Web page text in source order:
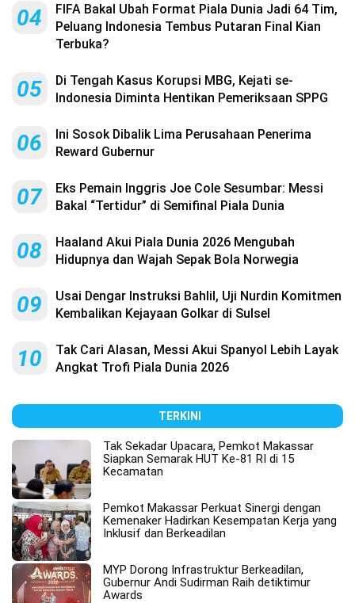
04
FIFA Bakal Ubah Format Piala Dunia Jadi 64 Tim,
Peluang Indonesia Tembus Putaran Final Kian
Terbuka?
05
Di Tengah Kasus Korupsi MBG, Kejati se-
Indonesia Diminta Hentikan Pemeriksaan SPPG
06
Ini Sosok Dibalik Lima Perusahaan Penerima
Reward Gubernur
07
Eks Pemain Inggris Joe Cole Sesumbar: Messi
Bakal “Tertidur” di Semifinal Piala Dunia
08
Haaland Akui Piala Dunia 2026 Mengubah
Hidupnya dan Wajah Sepak Bola Norwegia
09
Usai Dengar Instruksi Bahlil, Uji Nurdin Komitmen
Kembalikan Kejayaan Golkar di Sulsel
10
Tak Cari Alasan, Messi Akui Spanyol Lebih Layak
Angkat Trofi Piala Dunia 2026
TERKINI
Tak Sekadar Upacara, Pemkot Makassar
Siapkan Semarak HUT Ke-81 RI di 15
Kecamatan
Pemkot Makassar Perkuat Sinergi dengan
Kemenaker Hadirkan Kesempatan Kerja yang
Inklusif dan Berkeadilan
MYP Dorong Infrastruktur Berkeadilan,
Gubernur Andi Sudirman Raih detiktimur
Awards